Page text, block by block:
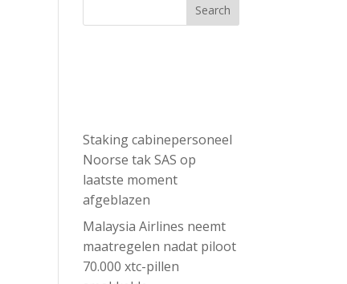
Search
Staking cabinepersoneel
Noorse tak SAS op
laatste moment
afgeblazen
Malaysia Airlines neemt
maatregelen nadat piloot
70.000 xtc-pillen